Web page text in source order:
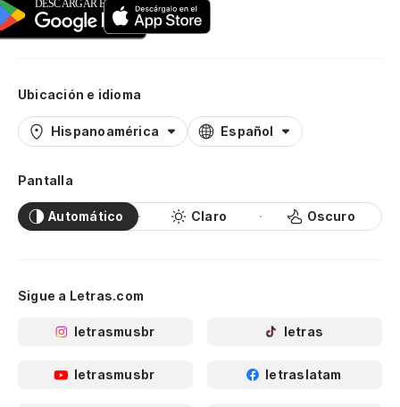
Ubicación e idioma
Hispanoamérica Español
Pantalla
Automático Claro Oscuro
Sigue a Letras.com
letrasmusbr letras
letrasmusbr letraslatam